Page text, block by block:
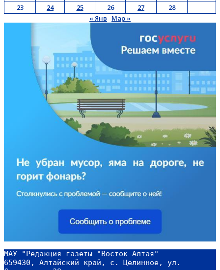
23
24 25 26 27
28
« Янв
Мар »
МАУ "Редакция газеты "Восток Алтая"
659430, Алтайский край, с. Целинное, ул.